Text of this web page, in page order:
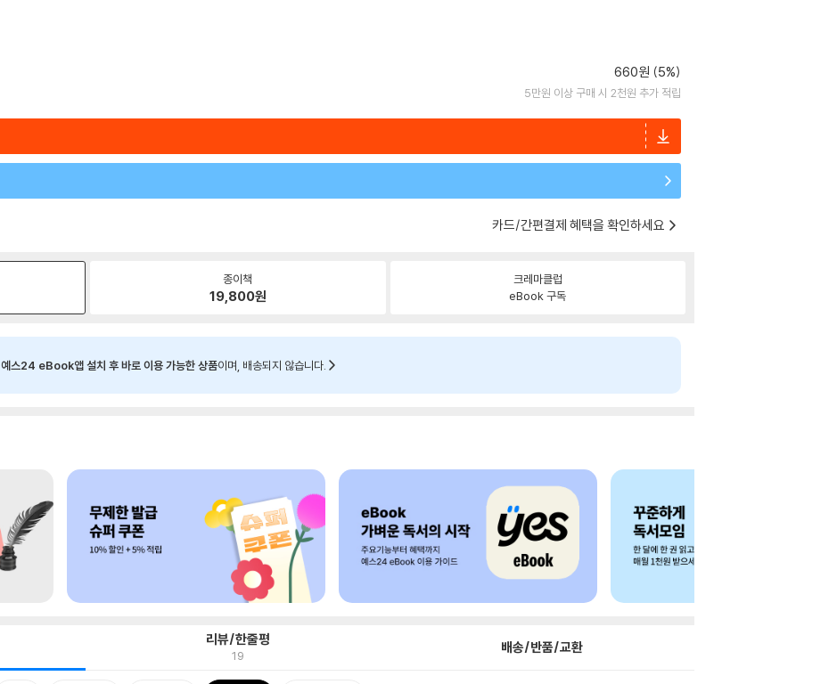
660원 (5%)
5만원 이상 구매 시 2천원 추가 적립
카드/간편결제 혜택을 확인하세요
종이책
19,800원
크레마클럽
eBook 구독
예스24 eBook앱 설치 후 바로 이용 가능한 상품이며, 배송되지 않습니다.
리뷰/한줄평
19 배송/반품/교환